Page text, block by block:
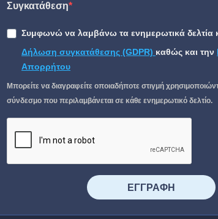
Συγκατάθεση
Συμφωνώ να λαμβάνω τα ενημερωτικά δελτία
Δήλωση συγκατάθεσης (GDPR) καθώς και την
Απορρήτου
Μπορείτε να διαγραφείτε οποιαδήποτε στιγμή
σύνδεσμο που περιλαμβάνεται σε κάθε ενημερωτικό δελτίο.
⠀⠀⠀⠀ΕΓΓΡΑΦΗ⠀⠀⠀⠀